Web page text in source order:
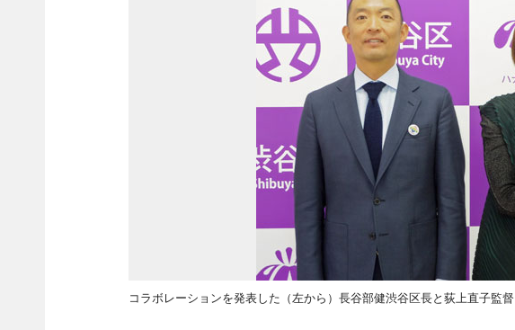
コラボレーションを発表した（左から）長谷部健渋谷区長と荻上直子監督